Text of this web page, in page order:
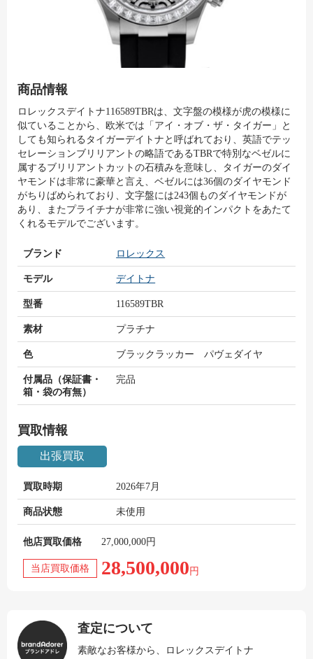
商品情報
ロレックスデイトナ116589TBRは、文字盤の模様が虎の模様に
似ていることから、欧米では「アイ・オブ・ザ・タイガー」と
しても知られるタイガーデイトナと呼ばれており、英語でテッ
セレーションブリリアントの略語であるTBRで特別なベゼルに
属するブリリアントカットの石積みを意味し、タイガーのダイ
ヤモンドは非常に豪華と言え、ベゼルには36個のダイヤモンド
がちりばめられており、文字盤には243個ものダイヤモンドが
あり、またプライチナが非常に強い視覚的インパクトをあたて
くれるモデルでございます。
ブランド ロレックス
モデル デイトナ
型番 116589TBR
素材 プラチナ
色 ブラックラッカー パヴェダイヤ
付属品（保証書・
箱・袋の有無）
完品
買取情報
出張買取
買取時期 2026年7月
商品状態 未使用
他店買取価格 27,000,000円
当店買取価格 28,500,000 円
査定について
素敵なお客様から、ロレックスデイトナ